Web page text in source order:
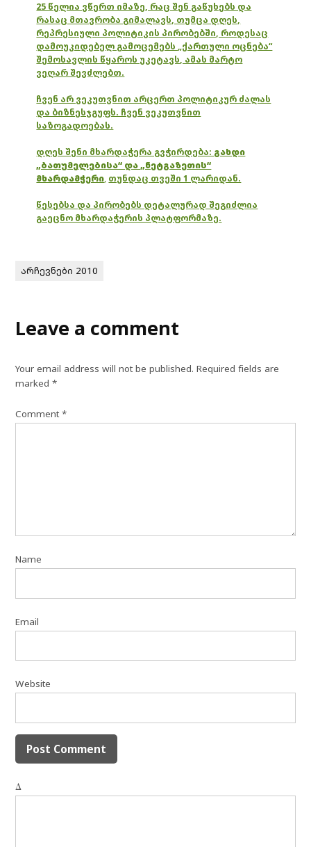
25 წელია ვწერთ იმაზე, რაც შენ გაწუხებს და
რასაც მთავრობა გიმალავს, თუმცა დღეს,
რეპრესიული პოლიტიკის პირობებში, როდესაც
დამოუკიდებელ გამოცემებს „ქართული ოცნება“
შემოსავლის წყაროს უკეტავს, ამას მარტო
ვეღარ შევძლებთ.
ჩვენ არ ვეკუთვნით არცერთ პოლიტიკურ ძალას
და ბიზნესჯგუფს. ჩვენ ვეკუთვნით
საზოგადოებას.
დღეს შენი მხარდაჭერა გვჭირდება: გახდი
„ბათუმელებისა“ და „ნეტგაზეთის“
მხარდამჭერი, თუნდაც თვეში 1 ლარიდან.
წესებსა და პირობებს დეტალურად შეგიძლია
გაეცნო მხარდაჭერის პლატფორმაზე.
არჩევნები 2010
Leave a comment
Your email address will not be published. Required fields are
marked*
Comment*
Name
Email
Website
Δ